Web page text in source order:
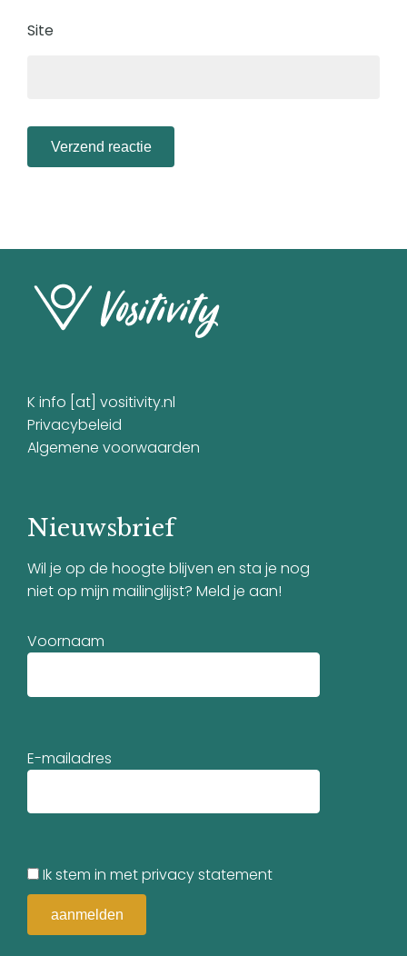
Site
K info [at] vositivity.nl
Privacybeleid
Algemene voorwaarden
Nieuwsbrief
Wil je op de hoogte blijven en sta je nog
niet op mijn mailinglijst? Meld je aan!
Voornaam
E-mailadres
Ik stem in met privacy statement